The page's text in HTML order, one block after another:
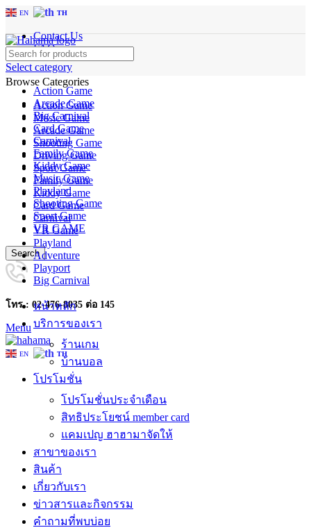
EN TH
Contact Us
FAQs
Select category
Action Game
Arcade Game
Big Carnival
Card Game
Carnival
Family Game
Kiddy Game
Music Game
Playland
Shooting Game
Sport Game
VR GAME
Search
โทร : 02-476-8035 ต่อ 145
Menu
EN TH
Browse Categories
Action Game
Music Game
Arcade Game
Shooting Game
Driving Game
Sport Game
Family Game
Kiddy Game
Card Game
Carnival
VR Game
Playland
Adventure
Playport
Big Carnival
หน้าหลัก
บริการของเรา
ร้านเกม
บ้านบอล
โปรโมชั่น
โปรโมชั่นประจำเดือน
สิทธิประโยชน์ member card
แคมเปญ ฮาฮามาจัดให้
สาขาของเรา
สินค้า
เกี่ยวกับเรา
ข่าวสารและกิจกรรม
คำถามที่พบบ่อย